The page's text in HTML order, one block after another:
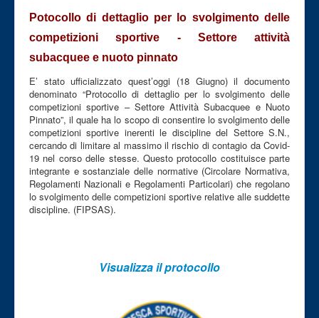
Potocollo di dettaglio per lo svolgimento delle
competizioni sportive - Settore attività
subacquee e nuoto pinnato
E’ stato ufficializzato quest’oggi (18 Giugno) il documento
denominato “Protocollo di dettaglio per lo svolgimento delle
competizioni sportive – Settore Attività Subacquee e Nuoto
Pinnato”, il quale ha lo scopo di consentire lo svolgimento delle
competizioni sportive inerenti le discipline del Settore S.N.,
cercando di limitare al massimo il rischio di contagio da Covid-
19 nel corso delle stesse. Questo protocollo costituisce parte
integrante e sostanziale delle normative (Circolare Normativa,
Regolamenti Nazionali e Regolamenti Particolari) che regolano
lo svolgimento delle competizioni sportive relative alle suddette
discipline. (FIPSAS).
Visualizza il protocollo